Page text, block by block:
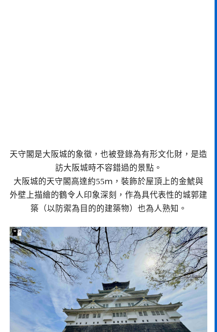
天守閣是大阪城的象徵，也被登錄為有形文化財，是造
訪大阪城時不容錯過的景點。
大阪城的天守閣高達約55ｍ，裝飾於屋頂上的金鯱與
外壁上描繪的鶴令人印象深刻，作為具代表性的城郭建
築（以防禦為目的的建築物）也為人熟知。